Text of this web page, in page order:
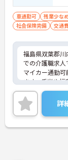
車通勤可 残業少なめ
社会保険完備
交通
福島県双葉郡
での介護職求人
マイカー通勤
ます。手当や
く働いて頂けま
また年間休日数
ランスも取り
気軽にお問い
詳